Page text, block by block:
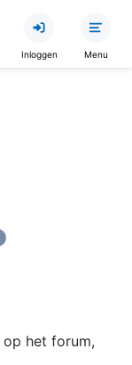
Inloggen Menu
het forum,